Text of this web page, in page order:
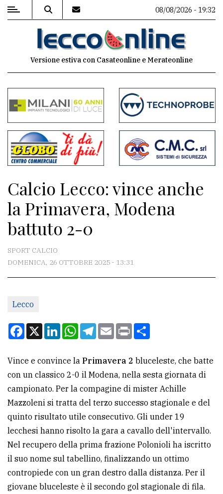
MENU
commenti
Contenuti
del
sito
Meteo
CONTATTI
La
redazione
Per
tua
CERCA
Cerca
per
comune
Ricerca
avanzata
08/08/2026 - 19:32
Versione estiva con Casateonline e Merateonline
Calcio Lecco: vince anche
la Primavera, Modena
battuto 2-0
SPORT CALCIO
DOMENICA, 26 OTTOBRE 2025 - 13:31
Lecco
Facebook
X LinkedInWhatsApp
Telegram
EmailPrint
Vince e convince la Primavera 2 bluceleste, che batte
con un classico 2-0 il Modena, nella sesta giornata di
campionato. Per la compagine di mister Achille
Mazzoleni si tratta del terzo successo stagionale e del
quinto risultato utile consecutivo. Gli under 19
lecchesi hanno risolto la gara a cavallo dell'intervallo.
Nel recupero della prima frazione Polonioli ha iscritto
il suo nome sul tabellino, finalizzando un ottimo
contropiede con un gran destro dalla distanza. Per il
giovane bluceleste è il secondo gol stagionale di fila.